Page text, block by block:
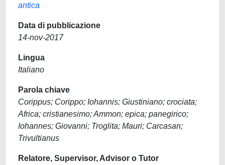
antica
Data di pubblicazione
14-nov-2017
Lingua
Italiano
Parola chiave
Corippus; Corippo; Iohannis; Giustiniano; crociata;
Africa; cristianesimo; Ammon; epica; panegirico;
Iohannes; Giovanni; Troglita; Mauri; Carcasan;
Trivultianus
Relatore, Supervisor, Advisor o Tutor